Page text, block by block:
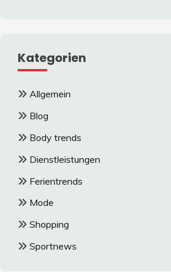
Kategorien
Allgemein
Blog
Body trends
Dienstleistungen
Ferientrends
Mode
Shopping
Sportnews